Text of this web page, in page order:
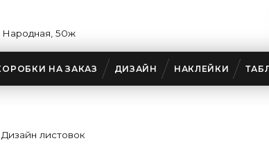
Народная, 50ж
НА ЗАКАЗ ДИЗАЙН НАКЛЕЙКИ
Дизайн листовок